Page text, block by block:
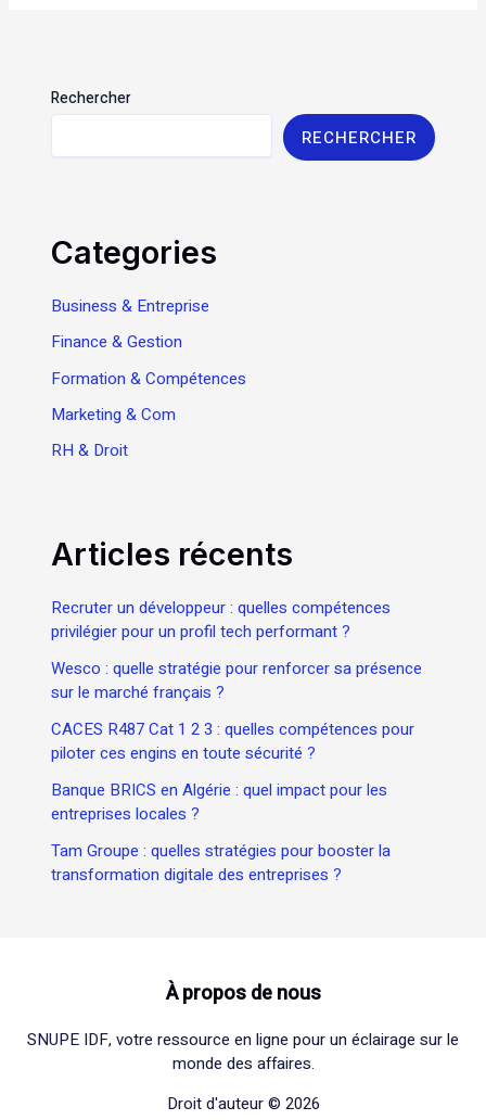
Rechercher
RECHERCHER
Categories
Business & Entreprise
Finance & Gestion
Formation & Compétences
Marketing & Com
RH & Droit
Articles récents
Recruter un développeur : quelles compétences
privilégier pour un profil tech performant ?
Wesco : quelle stratégie pour renforcer sa présence
sur le marché français ?
CACES R487 Cat 1 2 3 : quelles compétences pour
piloter ces engins en toute sécurité ?
Banque BRICS en Algérie : quel impact pour les
entreprises locales ?
Tam Groupe : quelles stratégies pour booster la
transformation digitale des entreprises ?
À propos de nous
SNUPE IDF, votre ressource en ligne pour un éclairage sur le
monde des affaires.
Droit d'auteur © 2026